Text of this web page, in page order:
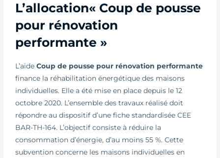
L’allocation« Coup de pousse
pour rénovation
performante »
L’aideCoup de pousse pour rénovation performante
finance la réhabilitation énergétique des maisons
individuelles. Elle a été mise en place depuis le 12
octobre 2020. L’ensemble des travaux réalisé doit
répondre au dispositif d’une fiche standardisée CEE
BAR-TH-164. L’objectif consiste à réduire la
consommation d’énergie, d’au moins 55 %. Cette
subvention concerne les maisons individuelles en